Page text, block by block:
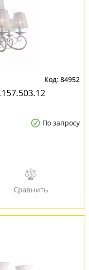
84952
По запросу